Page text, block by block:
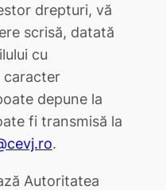
drepturi, vă
scrisă, datată
cu
caracter
depune la
fi transmisă la
.
Autoritatea